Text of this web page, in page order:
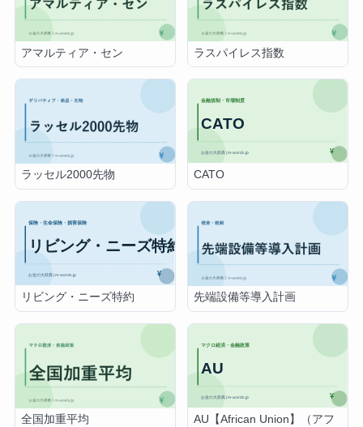
アマルティア・セン ラスパイレス指数
ラッセル2000先物 CATO
リビング・ニーズ特約 先端設備等導入計画
全国加重平均
AU【African Union】（アフ